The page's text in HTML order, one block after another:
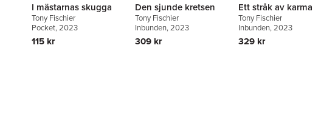
I mästarnas skugga
Tony Fischier
Pocket, 2023
115 kr
Den sjunde kretsen
Tony Fischier
Inbunden, 2023
309 kr
Ett stråk av karma
Tony Fischier
Inbunden, 2023
329 kr